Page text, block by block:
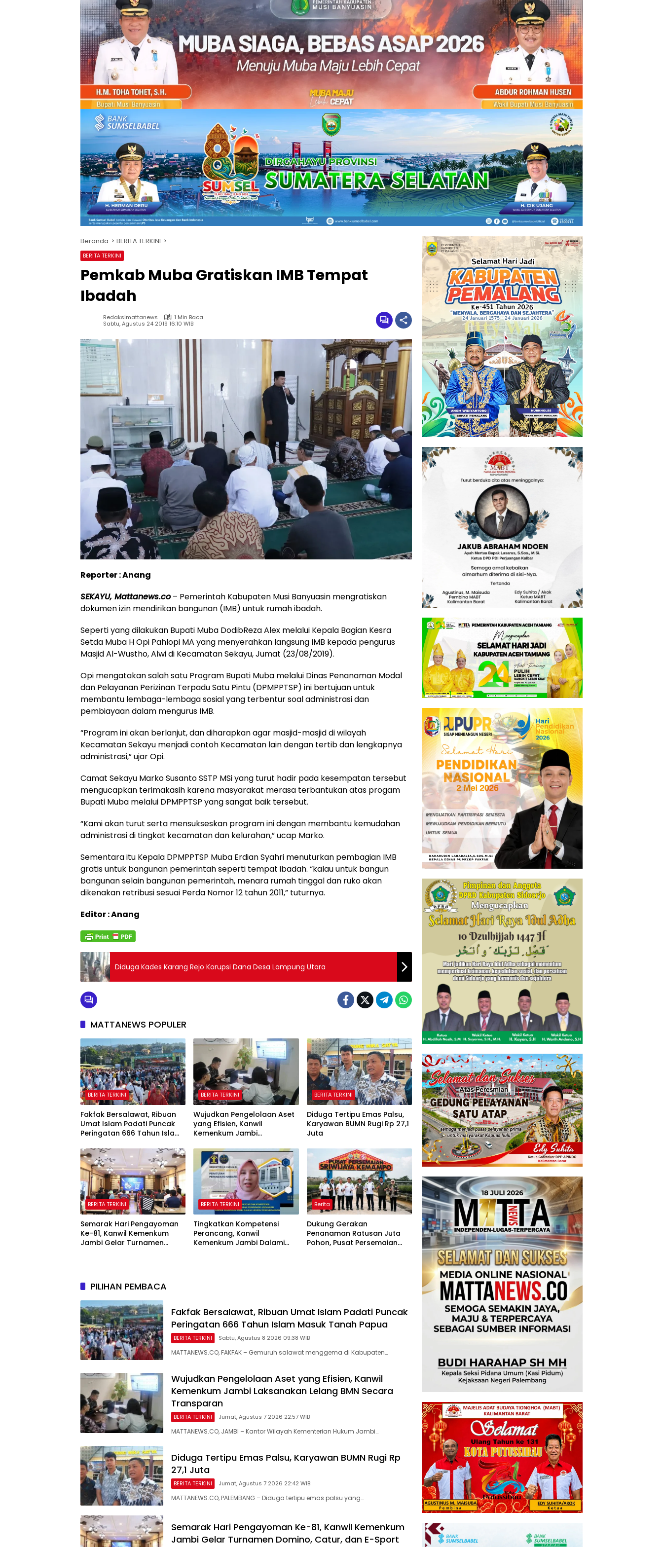
Beranda BERITA TERKINI
BERITA TERKINI
Pemkab Muba Gratiskan IMB Tempat
Ibadah
Redaksimattanews
1 Min Baca
Sabtu, Agustus 24 2019 16:10 WIB
Reporter : Anang
SEKAYU, Mattanews.co– Pemerintah Kabupaten Musi Banyuasin mengratiskan
dokumen izin mendirikan bangunan (IMB) untuk rumah ibadah.
Seperti yang dilakukan Bupati Muba DodibReza Alex melalui Kepala Bagian Kesra
Setda Muba H Opi Pahlopi MA yang menyerahkan langsung IMB kepada pengurus
Masjid Al-Wustho, Alwi di Kecamatan Sekayu, Jumat (23/08/2019).
Opi mengatakan salah satu Program Bupati Muba melalui Dinas Penanaman Modal
dan Pelayanan Perizinan Terpadu Satu Pintu (DPMPPTSP) ini bertujuan untuk
membantu lembaga-lembaga sosial yang terbentur soal administrasi dan
pembiayaan dalam mengurus IMB.
“Program ini akan berlanjut, dan diharapkan agar masjid-masjid di wilayah
Kecamatan Sekayu menjadi contoh Kecamatan lain dengan tertib dan lengkapnya
administrasi,” ujar Opi.
Camat Sekayu Marko Susanto SSTP MSi yang turut hadir pada kesempatan tersebut
mengucapkan terimakasih karena masyarakat merasa terbantukan atas progam
Bupati Muba melalui DPMPPTSP yang sangat baik tersebut.
“Kami akan turut serta mensukseskan program ini dengan membantu kemudahan
administrasi di tingkat kecamatan dan kelurahan,” ucap Marko.
Sementara itu Kepala DPMPPTSP Muba Erdian Syahri menuturkan pembagian IMB
gratis untuk bangunan pemerintah seperti tempat ibadah. “kalau untuk bangun
bangunan selain bangunan pemerintah, menara rumah tinggal dan ruko akan
dikenakan retribusi sesuai Perda Nomor 12 tahun 2011,” tuturnya.
Editor : Anang
Diduga Kades Karang Rejo Korupsi Dana Desa Lampung Utara
MATTANEWS POPULER
BERITA TERKINI
Fakfak Bersalawat, Ribuan
Umat Islam Padati Puncak
Peringatan 666 Tahun Islam
BERITA TERKINI
Wujudkan Pengelolaan Aset
yang Efisien, Kanwil
Kemenkum Jambi
Secara Transparan
BERITA TERKINI
Diduga Tertipu Emas Palsu,
Karyawan BUMN Rugi Rp 27,1
Juta
BERITA TERKINI
Semarak Hari Pengayoman
Ke-81, Kanwil Kemenkum
Jambi Gelar Turnamen
BERITA TERKINI
Tingkatkan Kompetensi
Perancang, Kanwil
Kemenkum Jambi Dalami
Berita
Dukung Gerakan
Penanaman Ratusan Juta
Pohon, Pusat Persemaian
PILIHAN PEMBACA
Fakfak Bersalawat, Ribuan Umat Islam Padati Puncak
Peringatan 666 Tahun Islam Masuk Tanah Papua
BERITA TERKINI Sabtu, Agustus 8 2026 09:38 WIB
MATTANEWS.CO, FAKFAK – Gemuruh salawat menggema di Kabupaten…
Wujudkan Pengelolaan Aset yang Efisien, Kanwil
Kemenkum Jambi Laksanakan Lelang BMN Secara
Transparan
BERITA TERKINI Jumat, Agustus 7 2026 22:57 WIB
MATTANEWS.CO, JAMBI – Kantor Wilayah Kementerian Hukum Jambi…
Diduga Tertipu Emas Palsu, Karyawan BUMN Rugi Rp
27,1 Juta
BERITA TERKINI Jumat, Agustus 7 2026 22:42 WIB
MATTANEWS.CO, PALEMBANG – Diduga tertipu emas palsu yang…
Semarak Hari Pengayoman Ke-81, Kanwil Kemenkum
Jambi Gelar Turnamen Domino, Catur, dan E-Sport